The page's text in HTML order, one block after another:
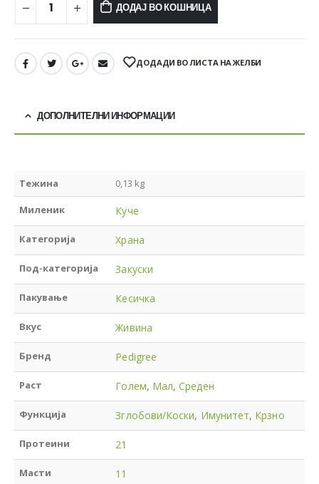
ДОДАЈ ВО КОШНИЦА
ДОДАДИ ВО ЛИСТА НА ЖЕЛБИ
ДОПОЛНИТЕЛНИ ИНФОРМАЦИИ
Тежина 0,13 kg
Миленик Куче
Категорија Храна
Под-категорија Закуски
Пакување Кесичка
Вкус Живина
Бренд Pedigree
Раст Голем, Мал,Среден
Функција Зглобови/Коски, Имунитет, Крзно
Протеини 21
Масти 11